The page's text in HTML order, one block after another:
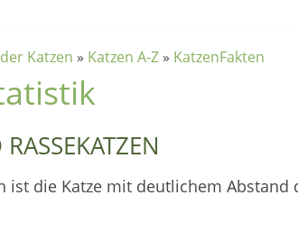
Katzen » Katzen A-Z » KatzenFakten
ist die Katze mit deutlichem